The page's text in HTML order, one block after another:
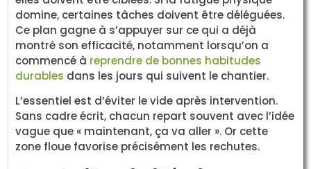
domine, certaines tâches doivent être déléguées.
Ce plan gagne à s’appuyer sur ce qui a déjà
montré son efficacité, notamment lorsqu’on a
commencé à reprendre de bonnes habitudes
durables dans les jours qui suivent le chantier.
L’essentiel est d’éviter le vide après intervention.
Sans cadre écrit, chacun repart souvent avec l’idée
vague que « maintenant, ça va aller ». Or cette
zone floue favorise précisément les rechutes.